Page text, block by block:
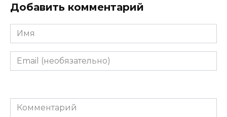
Добавить комментарий
Имя
Email
(необязательно)
Комментарий